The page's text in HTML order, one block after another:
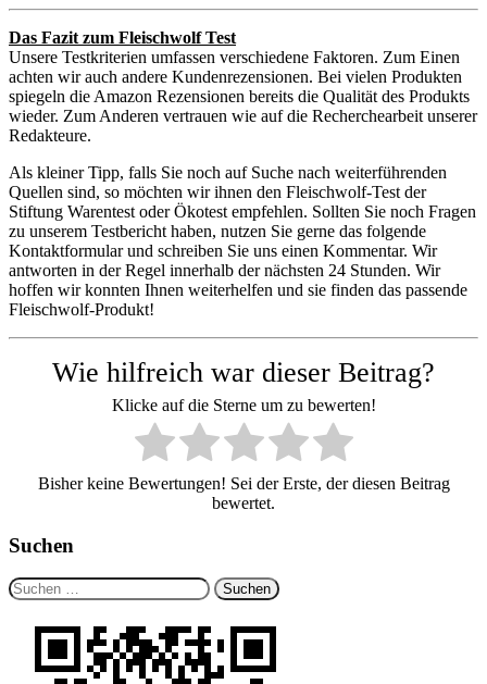
Das Fazit zum Fleischwolf Test
Unsere Testkriterien umfassen verschiedene Faktoren. Zum Einen
achten wir auch andere Kundenrezensionen. Bei vielen Produkten
spiegeln die Amazon Rezensionen bereits die Qualität des Produkts
wieder. Zum Anderen vertrauen wie auf die Recherchearbeit unserer
Redakteure.
Als kleiner Tipp, falls Sie noch auf Suche nach weiterführenden
Quellen sind, so möchten wir ihnen den Fleischwolf-Test der
Stiftung Warentest oder Ökotest empfehlen. Sollten Sie noch Fragen
zu unserem Testbericht haben, nutzen Sie gerne das folgende
Kontaktformular und schreiben Sie uns einen Kommentar. Wir
antworten in der Regel innerhalb der nächsten 24 Stunden. Wir
hoffen wir konnten Ihnen weiterhelfen und sie finden das passende
Fleischwolf-Produkt!
Wie hilfreich war dieser Beitrag?
Klicke auf die Sterne um zu bewerten!
Bisher keine Bewertungen! Sei der Erste, der diesen Beitrag
bewertet.
Suchen
Suchen
nach: